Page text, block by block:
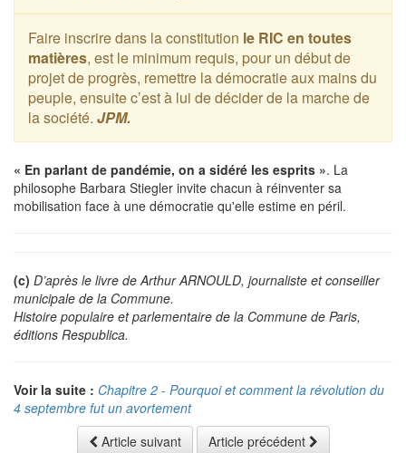
Faire inscrire dans la constitution le RIC en toutes
matières, est le minimum requis, pour un début de
projet de progrès, remettre la démocratie aux mains du
peuple, ensuite c’est à lui de décider de la marche de
la société. JPM.
« En parlant de pandémie, on a sidéré les esprits ». La
philosophe Barbara Stiegler invite chacun à réinventer sa
mobilisation face à une démocratie qu'elle estime en péril.
(c) D’après le livre de Arthur ARNOULD, journaliste et conseiller
municipale de la Commune.
Histoire populaire et parlementaire de la Commune de Paris,
éditions Respublica.
Voir la suite : Chapitre 2 - Pourquoi et comment la révolution du
4 septembre fut un avortement
Article suivant
Article précédent